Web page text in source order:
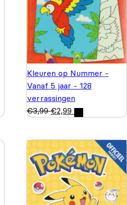
Kleuren op Nummer -
Vanaf 5 jaar - 128
verrassingen
€3,99 €2,99